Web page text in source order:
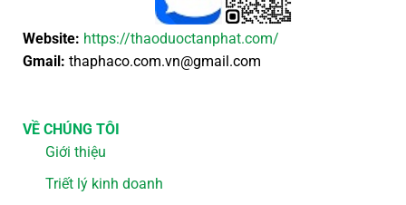
Website: https://thaoduoctanphat.com/
Gmail: thaphaco.com.vn@gmail.com
VỀ CHÚNG TÔI
Giới thiệu
Triết lý kinh doanh